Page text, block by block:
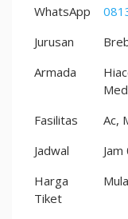
WhatsApp
Jurusan
Armada
Fasilitas
Ac,
Jadwal
Harga
Tiket